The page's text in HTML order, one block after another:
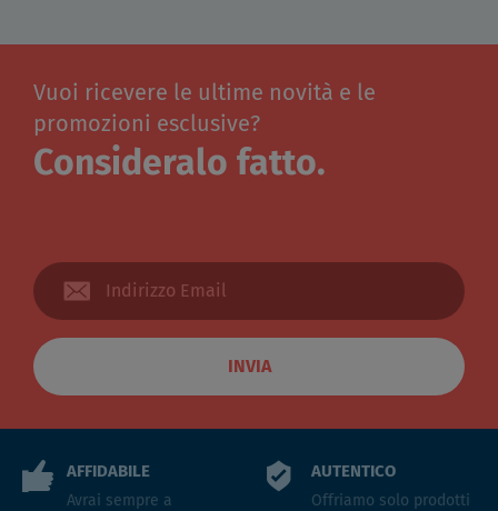
Vuoi ricevere le ultime novità e le
promozioni esclusive?
Consideralo fatto.
INVIA
AFFIDABILE
Avrai sempre a
AUTENTICO
Offriamo solo prodotti